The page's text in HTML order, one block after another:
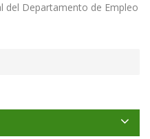
del Departamento de Empleo